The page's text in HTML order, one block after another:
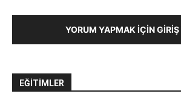
YORUM YAPMAK İÇIN GIRIŞ
EĞITIMLER